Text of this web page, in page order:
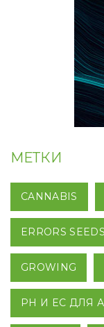
МЕТКИ
CANNABIS
ERRORS
GROWING
PH И EC ДЛЯ